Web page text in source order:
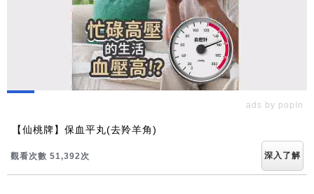
ads by popIn
【仙桃牌】保血平丸(去羚羊角)
觀看次數 51,394次 深入了解